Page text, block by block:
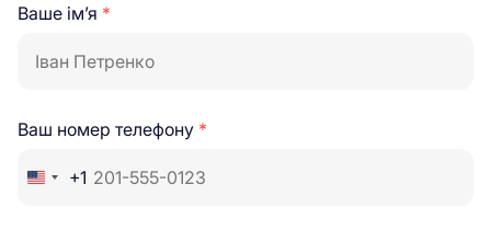
Ваше ім’я *
Ваш номер телефону *
+1